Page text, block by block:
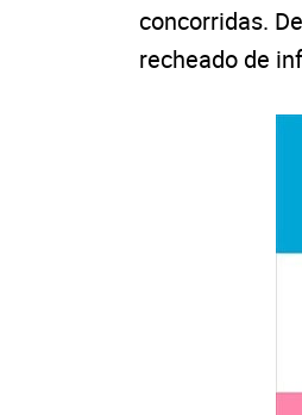
concorridas.
recheado de